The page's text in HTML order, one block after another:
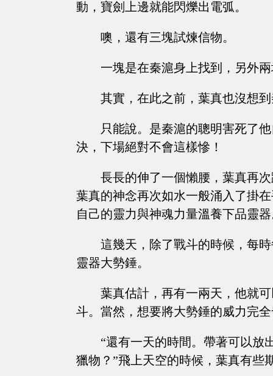
動，寶劍上邊就能閃爍出電弧。
噢，還有三塊試煉信物。
一塊是在秦滬身上找到，另外
其實，在此之前，葉真也沒想
只能說。是秦滬的聰明害死了
決，下場絕對不會這樣慘！
長長的伸了一個懶腰，葉真再
葉真的神念再次如水一般涌入了掛
自己的靈力與神魂力量溫養下品靈
這幾天，除了戰斗的時候，每
靈器大勢錘。
葉真估計，再有一兩天，他就
斗。當然，想要將大勢錘的威力完
“還有一天的時間。帶著可以放
獵物？”飛上天空的時候，葉真有些